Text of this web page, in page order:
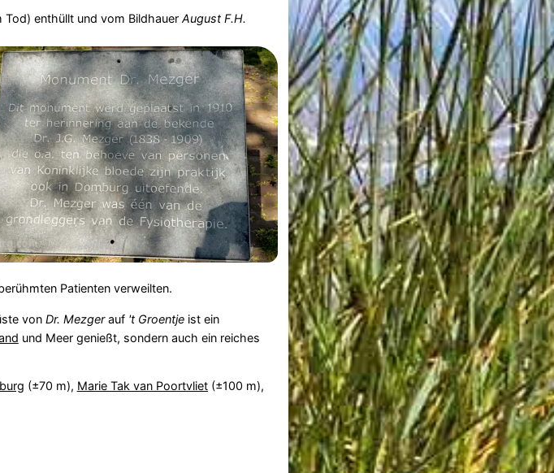
enthüllt und vom Bildhauer August F.H.
Patienten verweilten.
von Dr. Mezgerauf 't Groentjeist ein
und Meer genießt, sondern auch ein reiches
(±70 m), Marie Tak van Poortvliet(±100 m),